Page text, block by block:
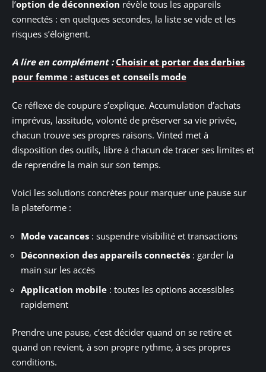
l’option de déconnexion révèle tous les appareils
connectés : en quelques secondes, la liste se vide et les
risques s’éloignent.
A lire en complément : Choisir et porter des derbies
pour femme : astuces et conseils mode
Ce réflexe de coupure s’explique. Accumulation d’achats
imprévus, lassitude, volonté de préserver sa vie privée,
chacun trouve ses propres raisons. Vinted met à
disposition des outils, libre à chacun de tracer ses limites et
de reprendre la main sur son temps.
Voici les solutions concrètes pour marquer une pause sur
la plateforme :
Mode vacances : suspendre visibilité et transactions
Déconnexion des appareils connectés : garder la
main sur les accès
Application mobile : toutes les options accessibles
rapidement
Prendre une pause, c’est décider quand on se retire et
quand on revient, à son propre rythme, à ses propres
conditions.